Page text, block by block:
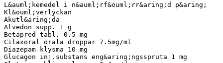
L&auml;kemedel i n&auml;rf&ouml;rr&aring;d p&aring;
Kl&ouml;verlyckan
Akutl&aring;da
Alvedon supp. 1 g
Betapred tabl. 0.5 mg
Cilaxoral orala droppar 7.5mg/ml
Diazepam klysma 10 mg
Glucagon inj.substans eng&aring;ngsspruta 1 mg